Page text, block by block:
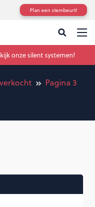
Plan een stembeurt!
onze silent systemen!
verkocht Pagina 3